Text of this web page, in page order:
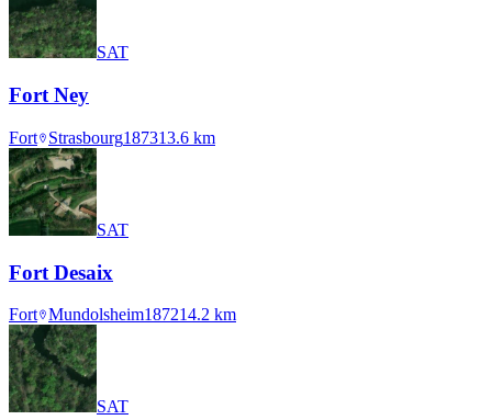
SAT
Fort Ney
Fort Strasbourg187313.6 km
SAT
Fort Desaix
Fort Mundolsheim187214.2 km
SAT